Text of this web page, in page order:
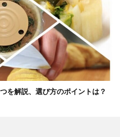
を解説、選び方のポイントは？